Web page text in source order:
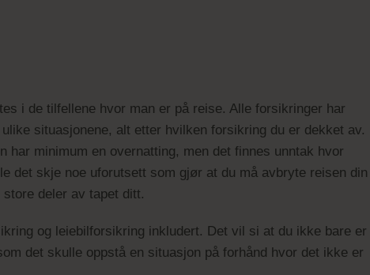
i de tilfellene hvor man er på reise. Alle forsikringer har
situasjonene, alt etter hvilken forsikring du er dekket av.
minimum en overnatting, men det finnes unntak hvor
det skje noe uforutsett som gjør at du må avbryte reisen din
deler av tapet ditt.
og leiebilforsikring inkludert. Det vil si at du ikke bare er
det skulle oppstå en situasjon på forhånd hvor det ikke er